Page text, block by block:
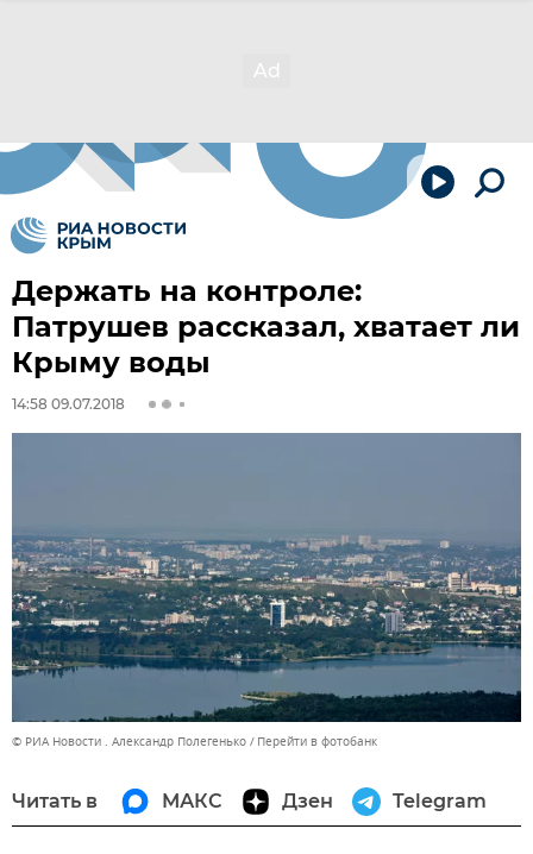
Держать на контроле:
Патрушев рассказал, хватает ли
Крыму воды
14:58 09.07.2018
© РИА Новости . Александр Полегенько Перейти в фотобанк
Читать в МАКС Дзен Telegram